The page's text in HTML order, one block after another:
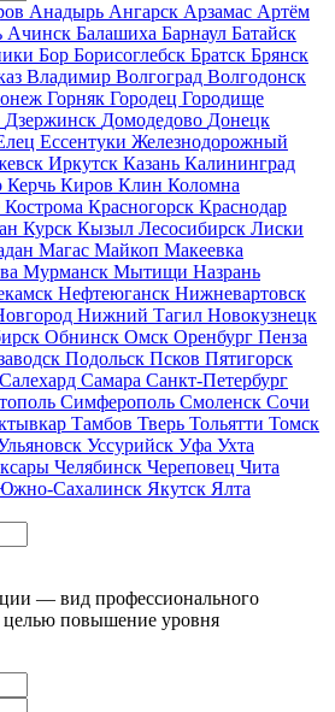
Анадырь Ангарск Арзамас Артём
Ачинск Балашиха Барнаул Батайск
Бор Борисоглебск Братск Брянск
Владимир Волгоград Волгодонск
Горняк Городец Городище
Дзержинск Домодедово Донецк
Ессентуки Железнодорожный
Иркутск Казань Калининград
Керчь Киров Клин Коломна
Кострома Красногорск Краснодар
Курск Кызыл Лесосибирск Лиски
Магас Майкоп Макеевка
Мурманск Мытищи Назрань
Нефтеюганск Нижневартовск
Нижний Тагил Новокузнецк
Обнинск Омск Оренбург Пенза
Подольск Псков Пятигорск
Салехард Самара Санкт-Петербург
Симферополь Смоленск Сочи
Тамбов Тверь Тольятти Томск
Уссурийск Уфа Ухта
Челябинск Череповец Чита
Сахалинск Якутск Ялта
— вид профессионального
целью повышение уровня